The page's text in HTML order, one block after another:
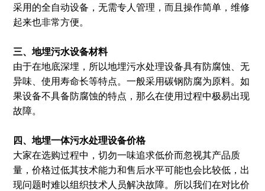
采用的全自动设备，无需专人管理，而且操作简单，维修
起来也非常方便。
三、地埋污水设备材料
由于在地底深埋，所以地埋污水处理设备具有防腐蚀、无
异味、使用寿命长等特点。一般采用碳钢防腐为原料。如
果设备不具备防腐蚀的特点，那么在使用过程中极易出现
故障。
四、地埋一体污水处理设备价格
大家在选购过程中，切勿一味追求低价而忽视其产品质
量，价格过低其技术能力和售后水平可能也会比较低，出
现问题时难以组织技术人员解决故障。所以我们在对比价